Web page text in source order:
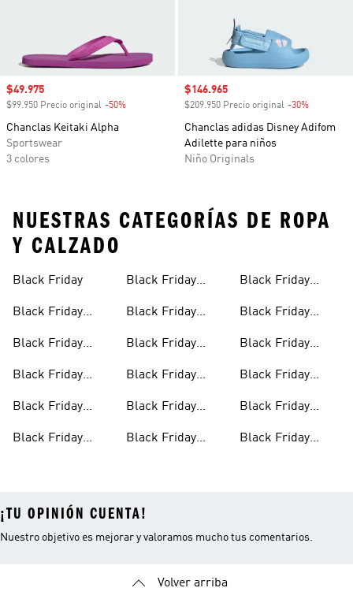
Precio de venta
$49.975
$99.950 Precio original -50%
Chanclas Keitaki Alpha
Sportswear
3 colores
Precio de venta
$146.965
$209.950 Precio original -30%
Chanclas adidas Disney Adifom
Adilette para niños
Niño Originals
NUESTRAS CATEGORÍAS DE ROPA
Y CALZADO
Black Friday
Black Friday
Hombre
Black Friday
Mujer
Black Friday
Niños
Black Friday
Black Friday
Black Friday
Black Friday
Black Friday
Black Friday
Black Friday
Hombre
Black Friday
Black Friday
Black Friday
Para Tenis
Black Friday
Black Friday
Black Friday
Accesorios
Black Friday
¡TU OPINIÓN CUENTA!
Nuestro objetivo es mejorar y valoramos mucho tus comentarios.
Volver arriba